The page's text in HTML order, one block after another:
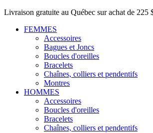
Livraison gratuite au Québec sur achat de 225
FEMMES
Accessoires
Bagues et Joncs
Boucles d'oreilles
Bracelets
Chaînes, colliers et pendentifs
Montres
HOMMES
Accessoires
Boucles d'oreilles
Bracelets
Chaînes, colliers et pendentifs